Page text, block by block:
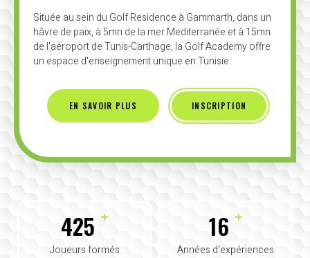
Située au sein du Golf Residence à Gammarth, dans un
hâvre de paix, à 5mn de la mer Mediterranée et à 15mn
de l'aéroport de Tunis-Carthage, la Golf Academy offre
un espace d'enseignement unique en Tunisie.
EN SAVOIR PLUS INSCRIPTION
425 +
Joueurs formés
16 +
Années d'expériences